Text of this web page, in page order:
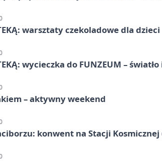
warsztaty czekoladowe dla dzieci
wycieczka do FUNZEUM –
– aktywny weekend
konwent na Stacji